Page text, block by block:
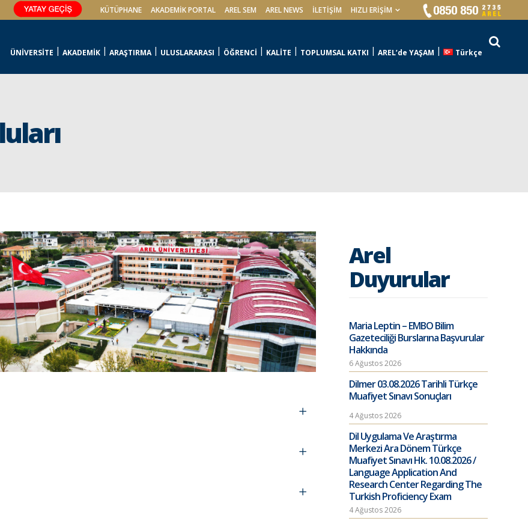
KÜTÜPHANE AKADEMİK PORTAL AREL SEM AREL NEWS İLETIŞIM HIZLI ERİŞİM
ÜNİVERSİTE AKADEMİK ARAŞTIRMA ULUSLARARASI ÖĞRENCİ KALİTE TOPLUMSAL KATKI AREL’de YAŞAM Türkçe
Arel
Duyurular
Maria Leptin – EMBO Bilim
Gazeteciliği Burslarına Başvurular
Hakkında
6 Ağustos 2026
Dilmer 03.08.2026 Tarihli Türkçe
Muafiyet Sınavı Sonuçları
4 Ağustos 2026
Dil Uygulama Ve Araştırma
Merkezi Ara Dönem Türkçe
Muafiyet Sınavı Hk. 10.08.2026 /
Language Application And
Research Center Regarding The
Turkish Proficiency Exam
4 Ağustos 2026